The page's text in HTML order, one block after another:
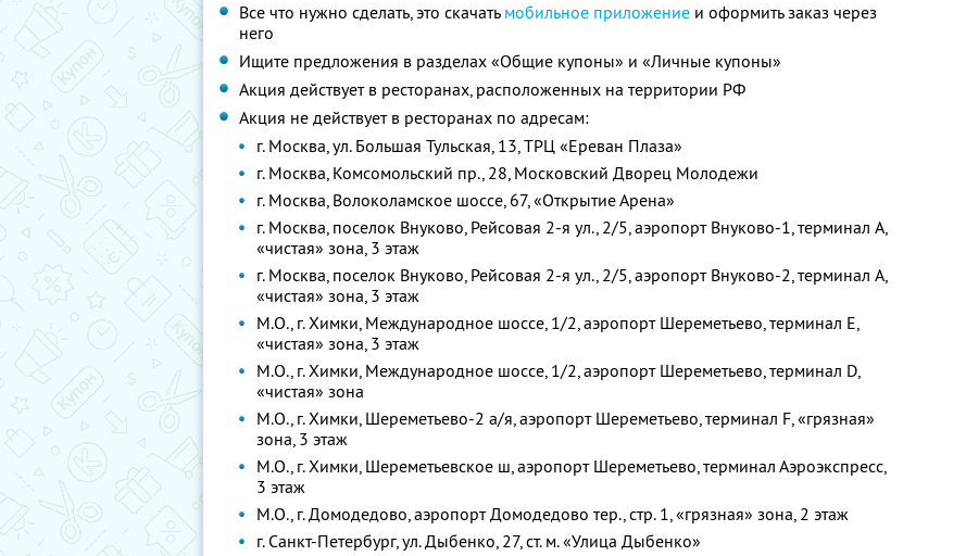
Все что нужно сделать, это скачать мобильное приложение и оформить заказ через
него
Ищите предложения в разделах «Общие купоны» и «Личные купоны»
Акция действует в ресторанах, расположенных на территории РФ
Акция не действует в ресторанах по адресам:
г. Москва, ул. Большая Тульская, 13, ТРЦ «Ереван Плаза»
г. Москва, Комсомольский пр., 28, Московский Дворец Молодежи
г. Москва, Волоколамское шоссе, 67, «Открытие Арена»
г. Москва, поселок Внуково, Рейсовая 2-я ул., 2/5, аэропорт Внуково-1, терминал A,
«чистая» зона, 3 этаж
г. Москва, поселок Внуково, Рейсовая 2-я ул., 2/5, аэропорт Внуково-2, терминал A,
«чистая» зона, 3 этаж
М.О., г. Химки, Международное шоссе, 1/2, аэропорт Шереметьево, терминал E,
«чистая» зона, 3 этаж
М.О., г. Химки, Международное шоссе, 1/2, аэропорт Шереметьево, терминал D,
«чистая» зона
М.О., г. Химки, Шереметьево-2 а/я, аэропорт Шереметьево, терминал F, «грязная»
зона, 3 этаж
М.О., г. Химки, Шереметьевское ш, аэропорт Шереметьево, терминал Аэроэкспресс,
3 этаж
М.О., г. Домодедово, аэропорт Домодедово тер., стр. 1, «грязная» зона, 2 этаж
г. Санкт-Петербург, ул. Дыбенко, 27, ст. м. «Улица Дыбенко»